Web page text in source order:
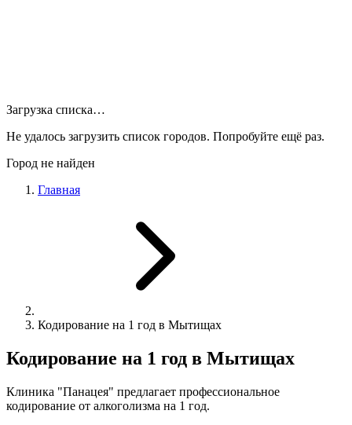
Загрузка списка…
Не удалось загрузить список городов. Попробуйте ещё раз.
Город не найден
Главная
Кодирование на 1 год в Мытищах
Кодирование на 1 год в Мытищах
Клиника "Панацея" предлагает профессиональное
кодирование от алкоголизма на 1 год.